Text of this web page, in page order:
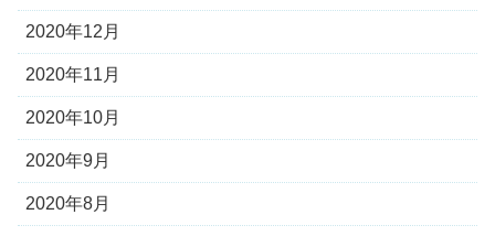
2020年12月
2020年11月
2020年10月
2020年9月
2020年8月